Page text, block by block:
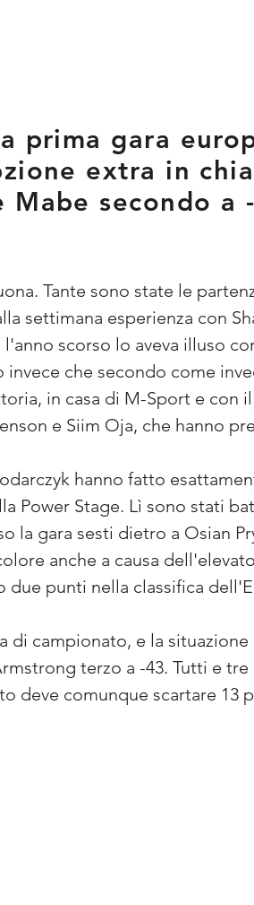
prima gara
extra in
Mabe secondo
Tante sono state le
settimana esperienza con
l'anno scorso lo aveva illuso
che secondo come
in casa di M-Sport e con
e Siim Oja, che hanno
hanno fatto
Power Stage. Lì sono stati
la gara sesti dietro a Osian
anche a causa
punti nella classifica
di campionato, e la
terzo a -43. Tutti e
deve comunque scartare 13